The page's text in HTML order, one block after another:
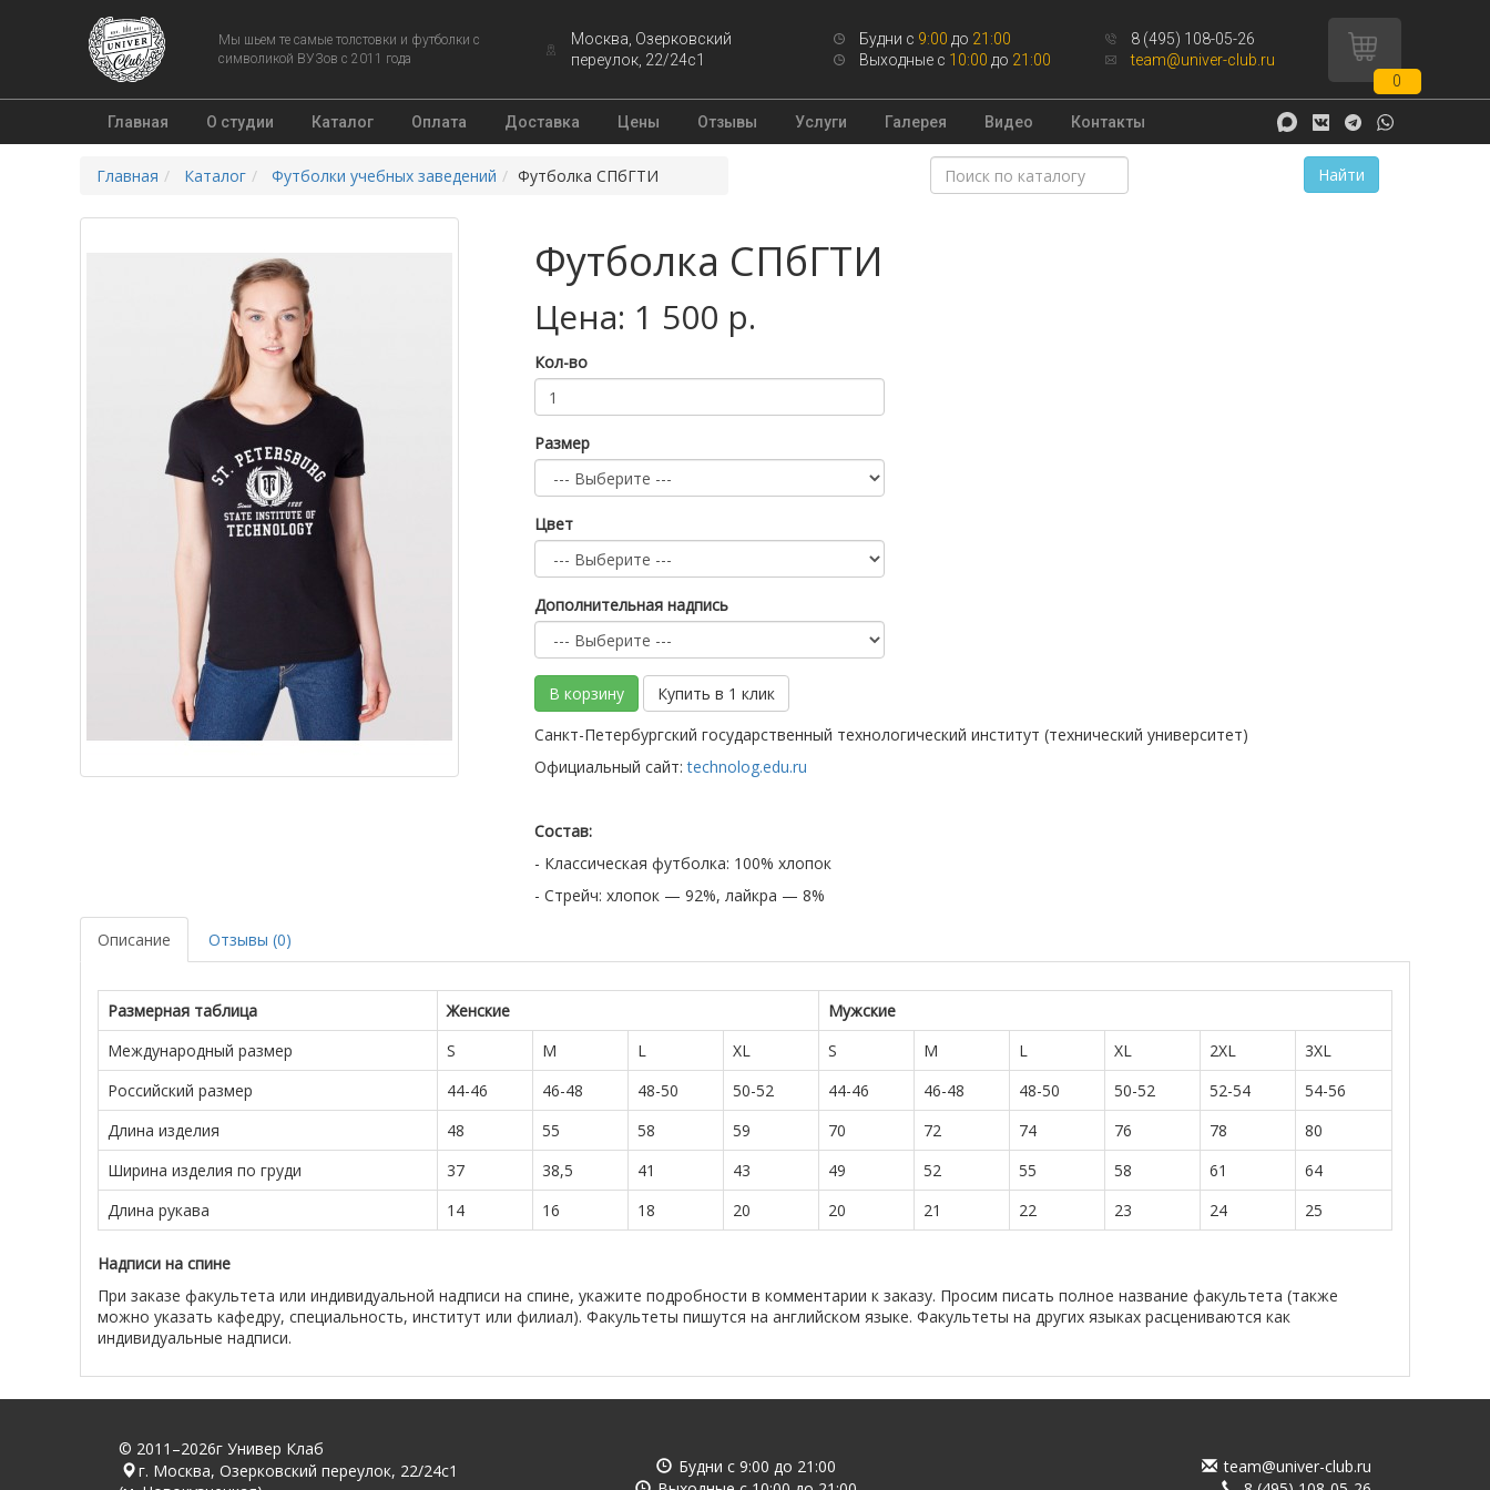
Мы шьем те самые толстовки и футболки с
символикой ВУЗов с 2011 года
Москва, Озерковский
переулок, 22/24с1
Будни с 9:00 до 21:00
Выходные с 10:00 до 21:00
8 (495) 108-05-26
team@univer-club.ru
0
Главная О студии Каталог Оплата Доставка Цены Отзывы Услуги Галерея Видео Контакты
Главная Каталог Футболки учебных заведений Футболка СПбГТИ Найти
Футболка СПбГТИ
Цена: 1 500 р.
Кол-во
Размер
Цвет
Дополнительная надпись
В корзину
Купить в 1 клик
Санкт-Петербургский государственный технологический институт (технический университет)
Официальный сайт:technolog.edu.ru
Состав:
- Классическая футболка: 100% хлопок
- Стрейч: хлопок — 92%, лайкра — 8%
Описание Отзывы (0)
Размерная таблица Женские
Мужские
Международный размер
S M L XL S M L XL 2XL
3XL
Российский размер
44-46 46-48 48-50 50-52 44-46 46-48 48-50 50-52 52-54
54-56
Длина изделия
48 55 58 59 70 72 74 76 78
80
Ширина изделия по груди
37 38,5 41 43 49 52 55 58 61
64
Длина рукава
14 16 18 20 20 21 22 23 24 25
Надписи на спине
При заказе факультета или индивидуальной надписи на спине, укажите подробности в комментарии к заказу. Просим писать полное название факультета (также
можно указать кафедру, специальность, институт или филиал). Факультеты пишутся на английском языке. Факультеты на других языках расцениваются как
индивидуальные надписи.
© 2011–2026г Универ Клаб
г. Москва, Озерковский переулок, 22/24с1
Будни с 9:00 до 21:00
team@univer-club.ru